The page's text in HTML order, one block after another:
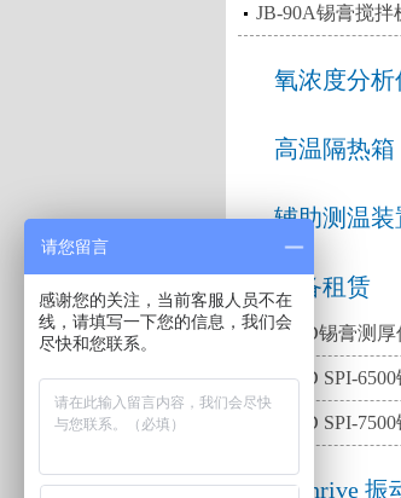
JB-90A锡膏搅拌
氧浓度分析
高温隔热箱
辅助测温装
设备租赁
出租2D锡膏测厚
出租3D SPI-
出租3D SPI-
Bathrive 振
请您留言
感谢您的关注，当前客服人员不在
线，请填写一下您的信息，我们会
尽快和您联系。